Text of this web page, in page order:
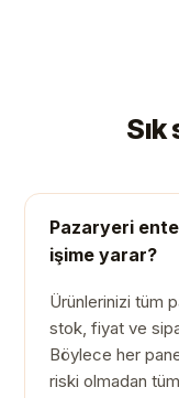
Pazaryeri
işime yarar?
Ürünlerinizi tüm
stok, fiyat ve
Böylece her
riski olmadan